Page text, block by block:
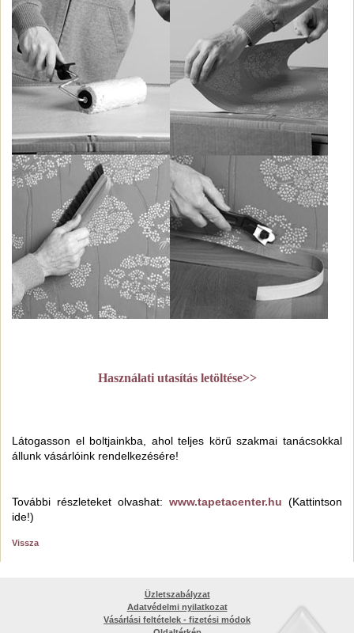
Használati utasítás letöltése>>
Látogasson el boltjainkba, ahol teljes körű szakmai tanácsokkal
állunk vásárlóink rendelkezésére!
További részleteket olvashat: www.tapetacenter.hu (Kattintson
ide!)
Vissza
Üzletszabályzat
Adatvédelmi nyilatkozat
Vásárlási feltételek - fizetési módok